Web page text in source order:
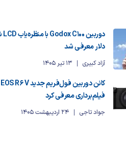
دلار معرفی شد
آزاد کبیری 13 تیر 1405
فیلم‌برداری معرفی کرد
جواد تاجی 24 اردیبهشت 1405